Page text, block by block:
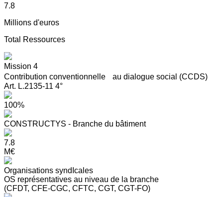
7.8
Millions d'euros
Total Ressources
Mission 4
Contribution conventionnelle au dialogue social (CCDS)
Art. L.2135-11 4°
100%
CONSTRUCTYS - Branche du bâtiment
7.8
M€
Organisations syndIcales
OS représentatives au niveau de la branche
(CFDT, CFE-CGC, CFTC, CGT, CGT-FO)